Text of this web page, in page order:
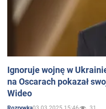
Ignoruje wojnę w
na Oscarach pokazał
Wideo